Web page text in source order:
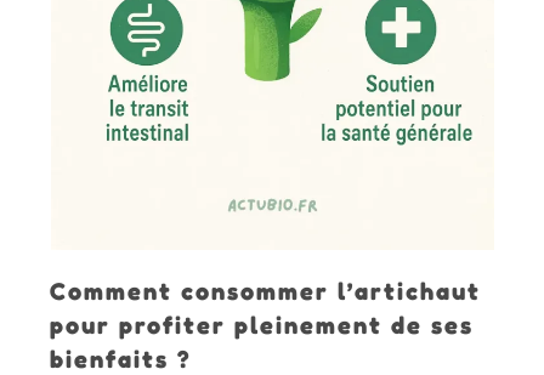
Comment consommer l’artichaut
pour profiter pleinement de ses
bienfaits ?